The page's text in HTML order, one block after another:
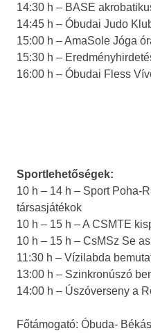
14:30 h – BASE
14:45 h – Óbudai Judo
15:00 h – AmaSole Jóga
15:30 h –
16:00 h – Óbudai Fless
Sportlehetőségek:
10 h – 14 h – Sport Poha-
társasjátékok
10 h – 15 h – A CSMTE
10 h – 15 h – CsMSz Se
11:30 h – Vízilabda
13:00 h – Szinkronúszó
14:00 h – Úszóverseny a
Főtámogató: Óbuda-